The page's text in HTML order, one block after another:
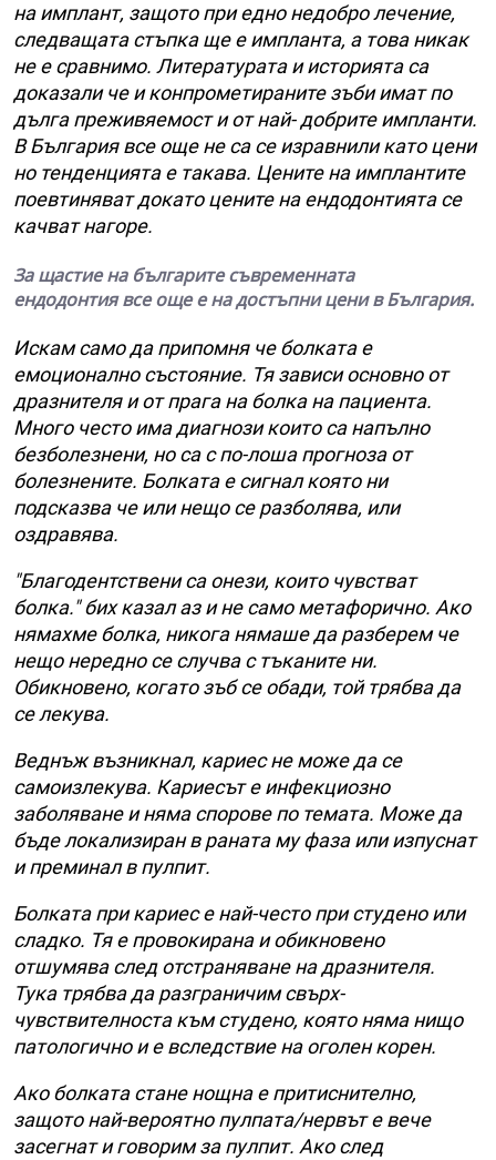
на имплант, защото при едно недобро лечение,
следващата стъпка ще е импланта, а това никак
не е сравнимо. Литературата и историята са
доказали че и конпрометираните зъби имат по
дълга преживяемост и от най- добрите импланти.
В България все още не са се изравнили като цени
но тенденцията е такава. Цените на имплантите
поевтиняват докато цените на ендодонтията се
качват нагоре.
За щастие на българите съвременната
ендодонтиявсе ощее на достъпни цени в България.
Искам само да припомня че болката е
емоционално състояние. Тя зависи основно от
дразнителя и от прага на болка на пациента.
Много често има диагнози които са напълно
безболезнени, но са с по-лоша прогноза от
болезнените. Болката е сигнал която ни
подсказва че или нещо се разболява, или
оздравява.
"Благодентствени са онези, които чувстват
болка." бих казал аз и не само метафорично. Ако
нямахме болка, никога нямаше да разберем че
нещо нередно се случва с тъканите ни.
Обикновено, когато зъб се обади, той трябва да
се лекува.
Веднъж възникнал, кариес не може да се
самоизлекува. Кариесът е инфекциозно
заболяване и няма спорове по темата. Може да
бъде локализиран в раната му фаза или изпуснат
и преминал в пулпит.
Болката при кариес е най-често при студено или
сладко. Тя е провокирана и обикновено
отшумява след отстраняване на дразнителя.
Тука трябва да разграничим свърх-
чувствителноста към студено, която няма нищо
патологично и е вследствие на оголен корен.
Ако болката стане нощна е притиснително,
защото най-вероятно пулпата/нервът е вече
засегнат и говорим за пулпит. Ако след